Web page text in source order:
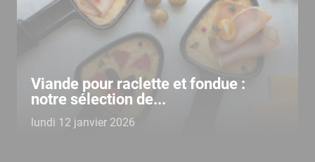
Viande pour raclette et fondue :
notre sélection de...
lundi 12 janvier 2026